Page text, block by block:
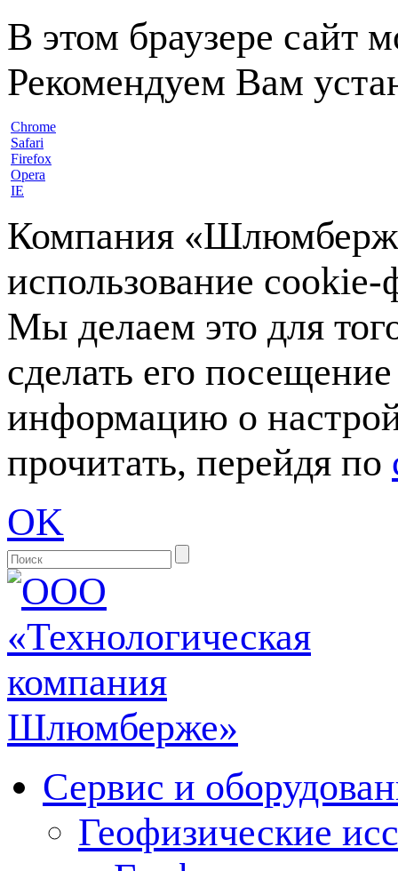
В этом браузере сайт
Рекомендуем Вам
Chrome
Safari
Firefox
Opera
IE
Компания
использование
Мы делаем это для
сделать его
информацию о
прочитать, перейдя по
OK
Сервис и
Геофизические